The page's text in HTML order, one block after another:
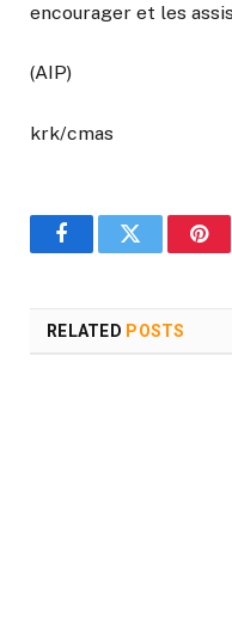
encourager et les
(AIP)
krk/cmas
FacebookTwitter
RELATED POSTS